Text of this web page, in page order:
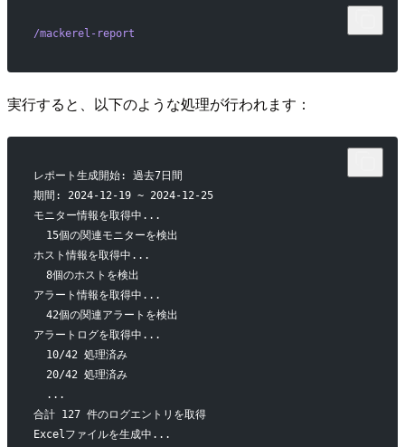
/mackerel-report
実行すると、以下のような処理が行われます：
レポート生成開始: 過去7日間
期間: 2024-12-19 ~ 2024-12-25
モニター情報を取得中...
  15個の関連モニターを検出
ホスト情報を取得中...
  8個のホストを検出
アラート情報を取得中...
  42個の関連アラートを検出
アラートログを取得中...
  10/42 処理済み
  20/42 処理済み
  ...
合計 127 件のログエントリを取得
Excelファイルを生成中...